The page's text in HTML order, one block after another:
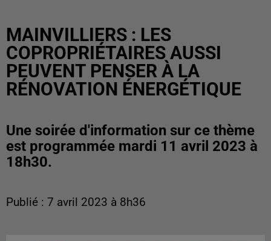
MAINVILLIERS : LES
COPROPRIÉTAIRES AUSSI
PEUVENT PENSER À LA
RÉNOVATION ÉNERGÉTIQUE
Une soirée d'information sur ce thème
est programmée mardi 11 avril 2023 à
18h30.
Publié : 7 avril 2023 à 8h36